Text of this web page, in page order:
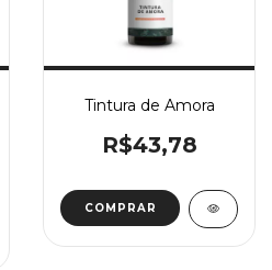
Tintura de Amora
R$43,78
COMPRAR